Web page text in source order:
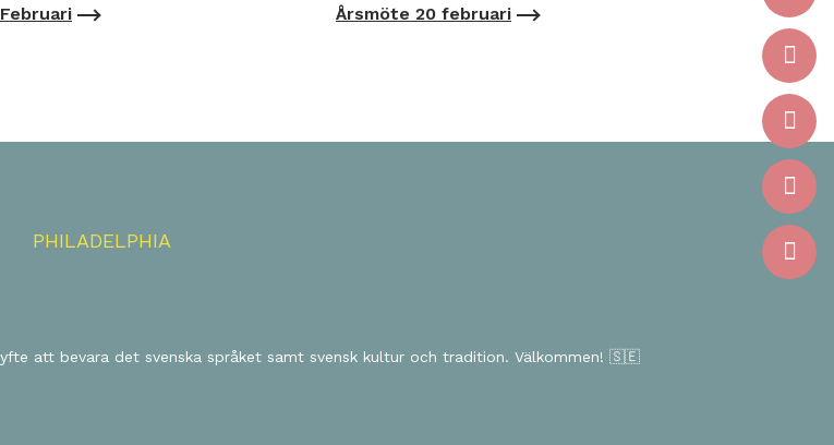
Årsmöte 20 februari
PHILADELPHIA
att bevara det svenska språket samt svensk kultur och tradition. Välkommen! 🇸🇪